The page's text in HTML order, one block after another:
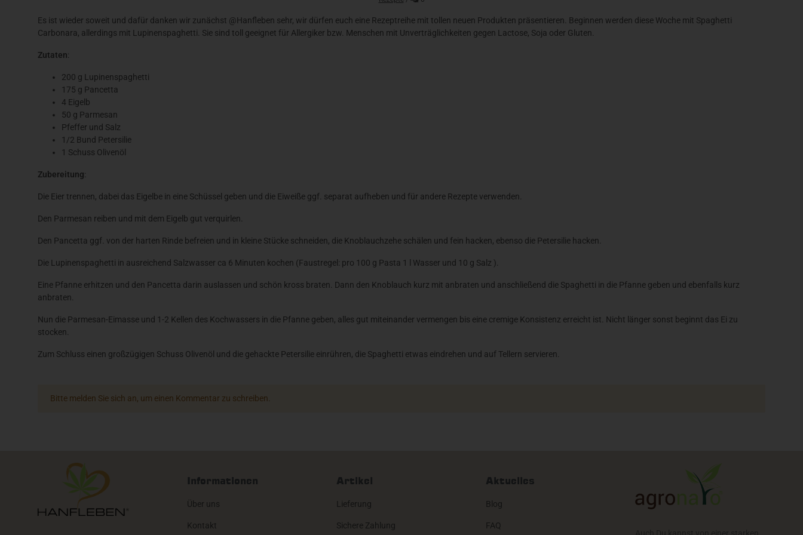
Es ist wieder soweit und dafür danken wir zunächst @Hanfleben sehr, wir dürfen euch eine Rezeptreihe mit tollen neuen Produkten präsentieren. Beginnen werden diese Woche mit Spaghetti
Carbonara, allerdings mit Lupinenspaghetti. Sie sind toll geeignet für Allergiker bzw. Menschen mit Unverträglichkeiten gegen Lactose, Soja oder Gluten.
Zutaten:
200 g Lupinenspaghetti
175 g Pancetta
4 Eigelb
50 g Parmesan
Pfeffer und Salz
1/2 Bund Petersilie
1 Schuss Olivenöl
Zubereitung:
Die Eier trennen, dabei das Eigelbe in eine Schüssel geben und die Eiweiße ggf. separat aufheben und für andere Rezepte verwenden.
Den Parmesan reiben und mit dem Eigelb gut verquirlen.
Den Pancetta ggf. von der harten Rinde befreien und in kleine Stücke schneiden, die Knoblauchzehe schälen und fein hacken, ebenso die Petersilie hacken.
Die Lupinenspaghetti in ausreichend Salzwasser ca 6 Minuten kochen (Faustregel: pro 100 g Pasta 1 l Wasser und 10 g Salz ).
Eine Pfanne erhitzen und den Pancetta darin auslassen und schön kross braten. Dann den Knoblauch kurz mit anbraten und anschließend die Spaghetti in die Pfanne geben und ebenfalls kurz
anbraten.
Nun die Parmesan-Eimasse und 1-2 Kellen des Kochwassers in die Pfanne geben, alles gut miteinander vermengen bis eine cremige Konsistenz erreicht ist. Nicht länger sonst beginnt das Ei zu
stocken.
Zum Schluss einen großzügigen Schuss Olivenöl und die gehackte Petersilie einrühren, die Spaghetti etwas eindrehen und auf Tellern servieren.
x
Bitte melden Sie sich an, um einen Kommentar zu schreiben.
Informationen
Über uns
Kontakt
Artikel
Lieferung
Sichere Zahlung
Aktuelles
Blog
FAQ